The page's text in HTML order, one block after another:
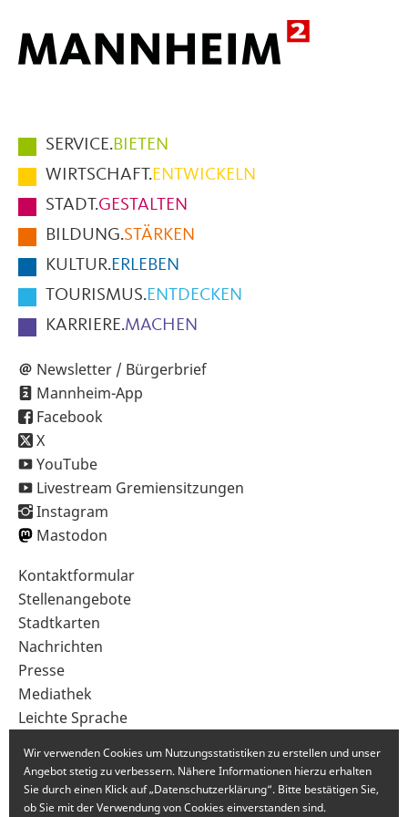
Hauptmenüpunkte
im
Fußbereich
der
Seite
SERVICE.BIETEN
WIRTSCHAFT.ENTWICKELN
STADT.GESTALTEN
BILDUNG.STÄRKEN
KULTUR.ERLEBEN
TOURISMUS.ENTDECKEN
KARRIERE.MACHEN
Newsletter / Bürgerbrief
Mannheim-App
Facebook
X
YouTube
Livestream Gremiensitzungen
Instagram
Mastodon
Sekundärnavigation
im
Fußbereich
Kontaktformular
Stellenangebote
Stadtkarten
Nachrichten
Presse
Mediathek
Leichte Sprache
Wir verwenden Cookies um Nutzungsstatistiken zu erstellen und unser
Angebot stetig zu verbessern. Nähere Informationen hierzu erhalten
Sie durch einen Klick auf „Datenschutzerklärung“. Bitte bestätigen Sie,
ob Sie mit der Verwendung von Cookies einverstanden sind.